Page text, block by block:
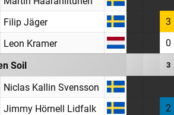
Filip Jäger 3
Leon Kramer 0
Soil
3
Niclas Kallin Svensson
Jimmy Hörnell Lidfalk 2